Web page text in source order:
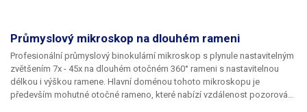
Průmyslový mikroskop na dlouhém rameni
Profesionální průmyslový binokulární mikroskop s plynule nastavitelným
zvětšením 7x - 45x na dlouhém otočném 360° rameni s nastavitelnou
délkou i výškou ramene. Hlavní doménou tohoto mikroskopu je
především mohutné otočné rameno, které nabízí vzdálenost pozorování